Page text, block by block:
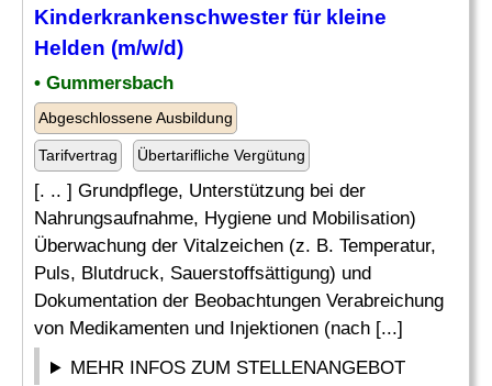
Kinderkrankenschwester für kleine
Helden (m/w/d)
• Gummersbach
Abgeschlossene Ausbildung
Tarifvertrag Übertarifliche Vergütung
[. .. ] Grundpflege, Unterstützung bei der
Nahrungsaufnahme, Hygiene und Mobilisation)
Überwachung der Vitalzeichen (z. B. Temperatur,
Puls, Blutdruck, Sauerstoffsättigung) und
Dokumentation der Beobachtungen Verabreichung
von Medikamenten und Injektionen (nach [...]
MEHR INFOS ZUM STELLENANGEBOT